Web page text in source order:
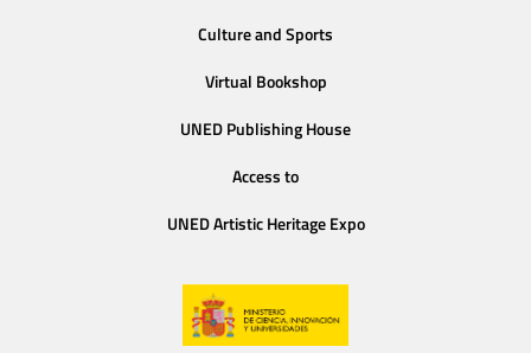
Culture and Sports
Virtual Bookshop
UNED Publishing House
Access to
UNED Artistic Heritage Expo